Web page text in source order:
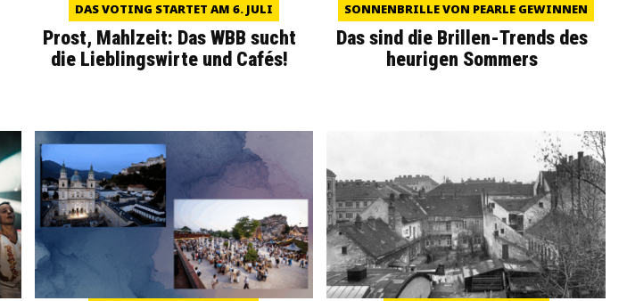
DAS VOTING STARTET AM 6. JULI
Prost, Mahlzeit: Das WBB sucht
die Lieblingswirte und Cafés!
SONNENBRILLE VON PEARLE GEWINNEN
Das sind die Brillen-Trends des
heurigen Sommers